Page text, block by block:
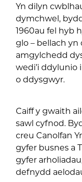
Yn dilyn
dymchwel,
1960au fel hyb
glo – bellach yn
amgylchedd
wedi’i ddylunio
o ddysgwyr.
Caiff y gwaith
sawl cyfnod.
creu Canolfan
gyfer busnes a
gyfer
defnydd